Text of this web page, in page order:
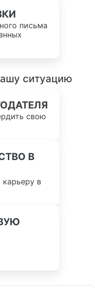
письма
ситуацию
свою
В
в